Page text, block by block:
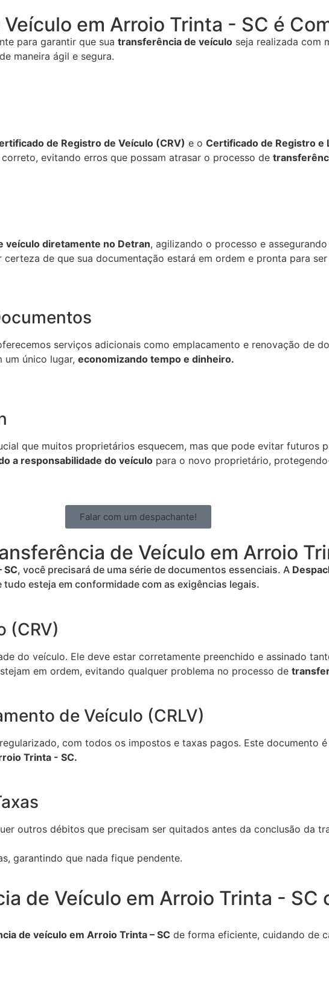
em Arroio Trinta - SC é
para garantir que sua transferência de veículo seja realizada com
maneira ágil e segura.
de Registro de Veículo (CRV) e o Certificado de Registro e
evitando erros que possam atrasar o processo de
veículo diretamente no Detran, agilizando o processo e
certeza de que sua documentação estará em ordem e pronta para
serviços adicionais como emplacamento e renovação de
um único lugar, economizando tempo e dinheiro.
que muitos proprietários esquecem, mas que pode evitar futuros
a responsabilidade do veículo para o novo proprietário,
Falar com um despachante!
de Veículo em Arroio
SC, você precisará de uma série de documentos essenciais. A
esteja em conformidade com as exigências legais.
(CRV)
do veículo. Ele deve estar corretamente preenchido e assinado
em ordem, evitando qualquer problema no processo de
de Veículo (CRLV)
com todos os impostos e taxas pagos. Este documento
Trinta - SC.
outros débitos que precisam ser quitados antes da conclusão da
garantindo que nada fique pendente.
de Veículo em Arroio Trinta - SC
de veículo em Arroio Trinta – SC de forma eficiente, cuidando de